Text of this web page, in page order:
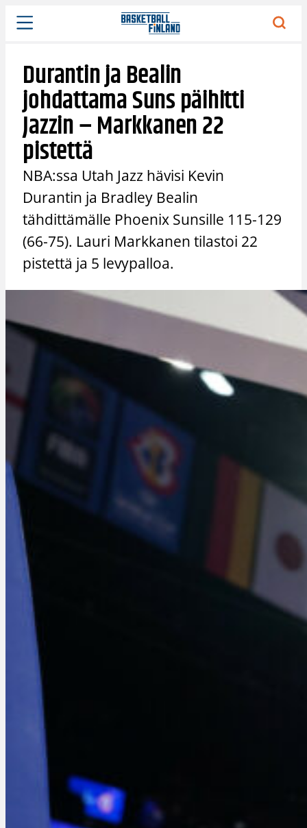
Siirry
sisältöön
Durantin ja Bealin
johdattama Suns päihitti
Jazzin – Markkanen 22
pistettä
NBA:ssa Utah Jazz hävisi Kevin
Durantin ja Bradley Bealin
tähdittämälle Phoenix Sunsille 115-129
(66-75). Lauri Markkanen tilastoi 22
pistettä ja 5 levypalloa.